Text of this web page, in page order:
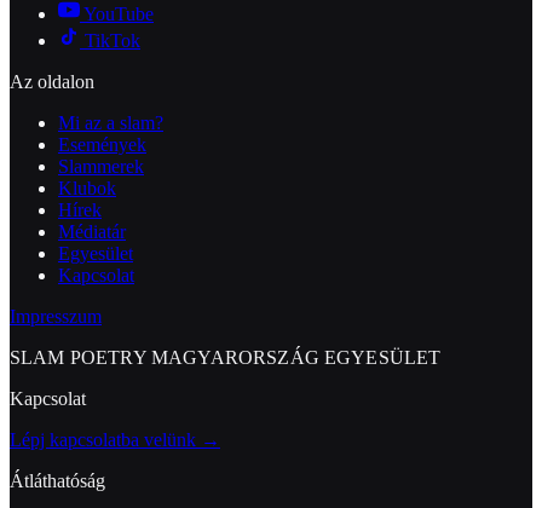
YouTube
TikTok
Az oldalon
Mi az a slam?
Események
Slammerek
Klubok
Hírek
Médiatár
Egyesület
Kapcsolat
Impresszum
SLAM POETRY MAGYARORSZÁG EGYESÜLET
Kapcsolat
Lépj kapcsolatba velünk →
Átláthatóság